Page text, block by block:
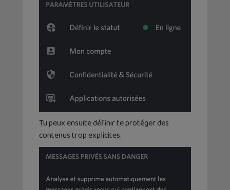
Tu peux ensuite définir te protéger des
contenus trop explicites.